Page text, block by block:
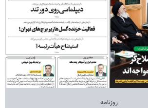
روزنامه